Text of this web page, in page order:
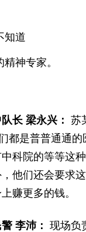
知道
神专家。
长 梁永兴： 苏
都是普普通通的
科院的等等这
他们还会要求
赚更多的钱。
李沛： 现场负